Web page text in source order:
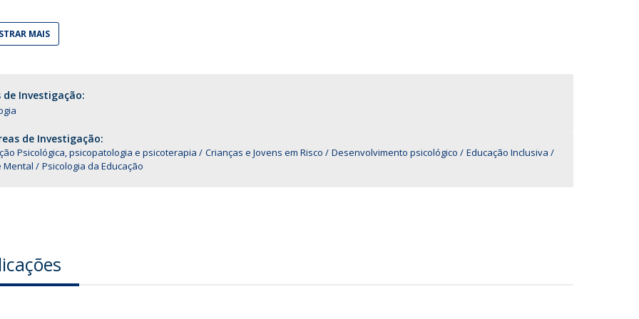
Associação de Antigos Alunos de Psicologia
MAIS
de Investigação:
de Investigação:
Psicológica, psicopatologia e psicoterapia Crianças e Jovens em Risco Desenvolvimento psicológico
Educação Inclusiva
Mental
Psicologia da Educação